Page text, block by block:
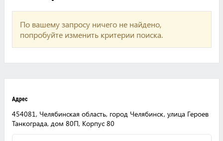
По вашему запросу ничего не найдено,
попробуйте изменить критерии поиска.
Адрес
454081, Челябинская область, город Челябинск, улица Героев
Танкограда, дом 80П, Корпус 80